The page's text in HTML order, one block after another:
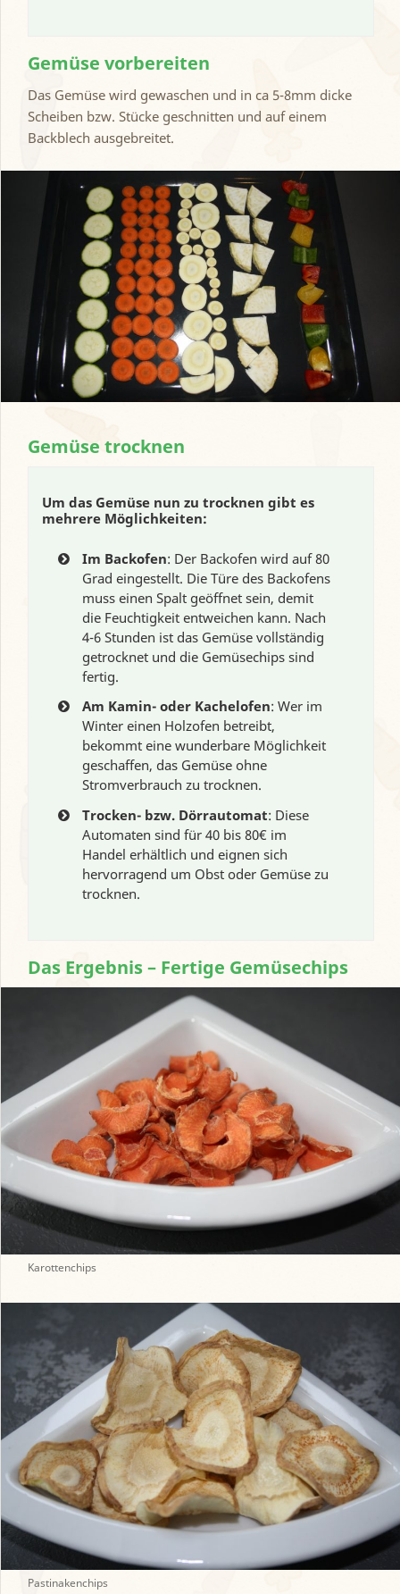
Gemüse vorbereiten
Das Gemüse wird gewaschen und in ca 5-8mm dicke
Scheiben bzw. Stücke geschnitten und auf einem
Backblech ausgebreitet.
Gemüse trocknen
Um das Gemüse nun zu trocknen gibt es
mehrere Möglichkeiten:
Im Backofen: Der Backofen wird auf 80
Grad eingestellt. Die Türe des Backofens
muss einen Spalt geöffnet sein, demit
die Feuchtigkeit entweichen kann. Nach
4-6 Stunden ist das Gemüse vollständig
getrocknet und die Gemüsechips sind
fertig.
Am Kamin- oder Kachelofen: Wer im
Winter einen Holzofen betreibt,
bekommt eine wunderbare Möglichkeit
geschaffen, das Gemüse ohne
Stromverbrauch zu trocknen.
Trocken- bzw. Dörrautomat: Diese
Automaten sind für 40 bis 80€ im
Handel erhältlich und eignen sich
hervorragend um Obst oder Gemüse zu
trocknen.
Das Ergebnis – Fertige Gemüsechips
Karottenchips
Pastinakenchips